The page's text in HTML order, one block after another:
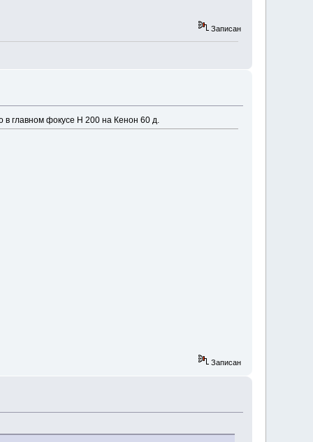
Записан
главном фокусе Н 200 на Кенон 60 д.
Записан